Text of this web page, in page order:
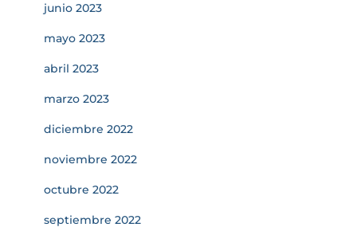
junio 2023
mayo 2023
abril 2023
marzo 2023
diciembre 2022
noviembre 2022
octubre 2022
septiembre 2022